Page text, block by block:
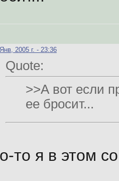
2005 г. - 23:36
Quote:
>>А вот если
ее бросит...
то я в этом